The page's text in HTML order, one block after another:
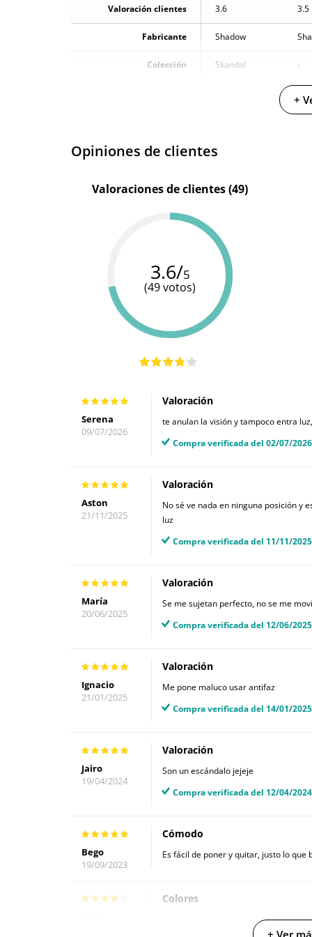
Valoración clientes 3.6 3.5
Fabricante Shadow
Colección Skandal -
Producto vegano
+
Opiniones de clientes
Valoraciones de clientes (49)
3.6/5
(49 votos)
Serena
09/07/2026
Valoración
te anulan la visión y tampoco entra
Compra verificada del 02/07/2026
Aston
21/11/2025
Valoración
No sé ve nada en ninguna posición y
luz
Compra verificada del 11/11/2025
María
20/06/2025
Valoración
Se me sujetan perfecto, no se me
Compra verificada del 12/06/2025
Ignacio
21/01/2025
Valoración
Me pone maluco usar antifaz
Compra verificada del 14/01/2025
Jairo
19/04/2024
Valoración
Son un escándalo jejeje
Compra verificada del 12/04/2024
Bego
19/09/2023
Cómodo
Es fácil de poner y quitar, justo lo que
Colores
No soy muy de colores oscuros, ¿está